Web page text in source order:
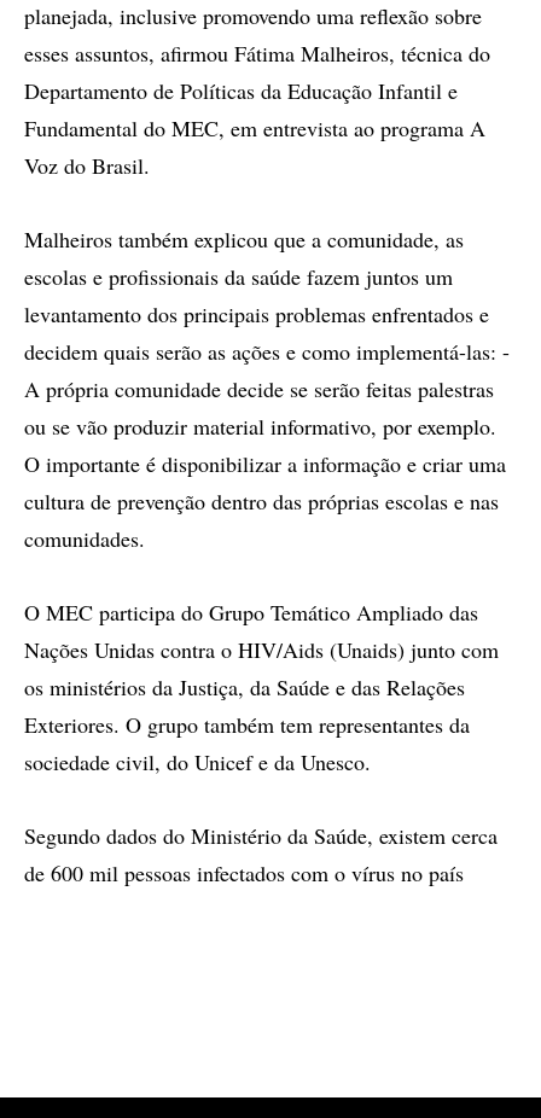
planejada, inclusive promovendo uma reflexão sobre
esses assuntos, afirmou Fátima Malheiros, técnica do
Departamento de Políticas da Educação Infantil e
Fundamental do MEC, em entrevista ao programa A
Voz do Brasil.
Malheiros também explicou que a comunidade, as
escolas e profissionais da saúde fazem juntos um
levantamento dos principais problemas enfrentados e
decidem quais serão as ações e como implementá-las: -
A própria comunidade decide se serão feitas palestras
ou se vão produzir material informativo, por exemplo.
O importante é disponibilizar a informação e criar uma
cultura de prevenção dentro das próprias escolas e nas
comunidades.
O MEC participa do Grupo Temático Ampliado das
Nações Unidas contra o HIV/Aids (Unaids) junto com
os ministérios da Justiça, da Saúde e das Relações
Exteriores. O grupo também tem representantes da
sociedade civil, do Unicef e da Unesco.
Segundo dados do Ministério da Saúde, existem cerca
de 600 mil pessoas infectados com o vírus no país